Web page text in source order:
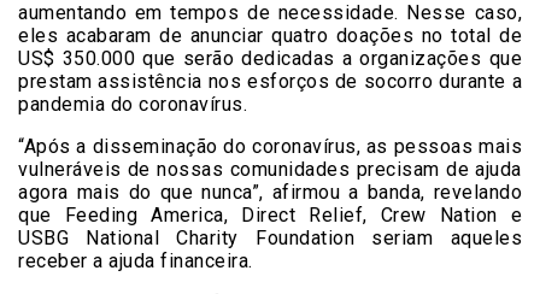
aumentando em tempos de necessidade. Nesse caso,
eles acabaram de anunciar quatro doações no total de
US$ 350.000 que serão dedicadas a organizações que
prestam assistência nos esforços de socorro durante a
pandemia do coronavírus.
“Após a disseminação do coronavírus, as pessoas mais
vulneráveis ​​de nossas comunidades precisam de ajuda
agora mais do que nunca”, afirmou a banda, revelando
que Feeding America, Direct Relief, Crew Nation e
USBG National Charity Foundation seriam aqueles
receber a ajuda financeira.